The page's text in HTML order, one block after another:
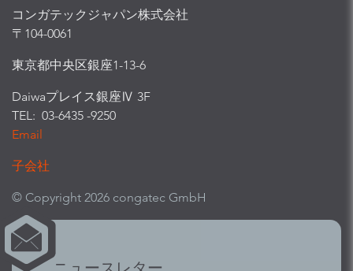
コンガテックジャパン株式会社
〒104-0061
東京都中央区銀座1-13-6
Daiwaプレイス銀座Ⅳ 3F
TEL: 03-6435 -9250
Email
子会社
© Copyright 2026 congatec GmbH